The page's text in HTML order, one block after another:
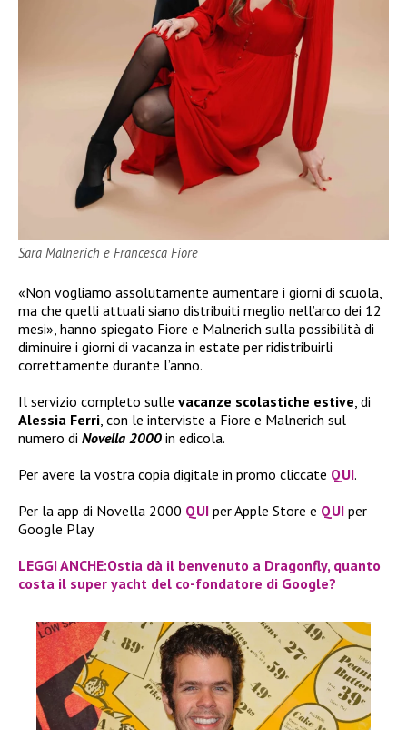
Sara Malnerich e Francesca Fiore
«Non vogliamo assolutamente aumentare i giorni di scuola,
ma che quelli attuali siano distribuiti meglio nell’arco dei 12
mesi», hanno spiegato Fiore e Malnerich sulla possibilità di
diminuire i giorni di vacanza in estate per ridistribuirli
correttamente durante l’anno.
Il servizio completo sulle vacanze scolastiche estive, di
Alessia Ferri, con le interviste a Fiore e Malnerich sul
numero di Novella 2000 in edicola.
Per avere la vostra copia digitale in promo cliccate QUI.
Per la app di Novella 2000 QUI per Apple Store e QUI per
Google Play
LEGGI ANCHE:Ostia dà il benvenuto a Dragonfly, quanto
costa il super yacht del co-fondatore di Google?